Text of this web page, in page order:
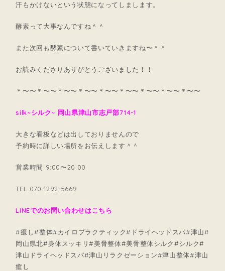
汗もかけないという状態になってしまします。
酵素って大事なんですね＾＾
また次回も酵素について書いていきますね〜＾＾
お読みくださりありがとうございました！！
＊〜〜＊〜〜＊〜〜＊〜〜＊〜〜＊〜〜＊〜〜＊〜〜＊〜〜
silk~シルク~ 岡山県津山市志戸部714-1
大きな看板などは出しておりませんので
予約時に詳しい場所をお伝えします＾＾
営業時間 9:00〜20:00
TEL 070-1292-5669
LINEでのお問い合わせはこちら
#癒し#整体#カイロプラクティック#ドライヘッドスパ#津山#
岡山県北#身体スッキリ#美骨整体#美骨整体シルク#シルク#
津山ドライヘッドスパ#津山リラクゼーション#津山整体#津山
癒し